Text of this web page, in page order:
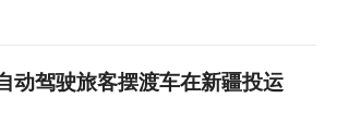
动驾驶旅客摆渡车在新疆投运